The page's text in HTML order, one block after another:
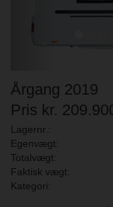
Årgang 2019
Pris kr.
Lagernr.:
Egenvægt:
Totalvægt:
Faktisk vægt:
Kategori: